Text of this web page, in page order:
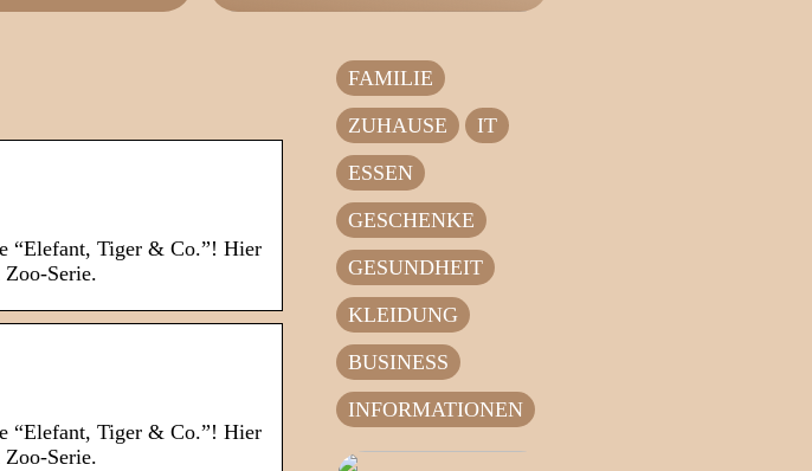
“Elefant, Tiger & Co.”! Hier
Serie.
“Elefant, Tiger & Co.”! Hier
Serie.
FAMILIE
ZUHAUSE
IT
ESSEN
GESCHENKE
GESUNDHEIT
KLEIDUNG
BUSINESS
INFORMATIONEN